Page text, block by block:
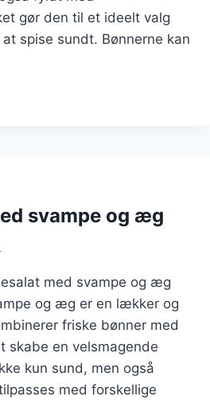
gør den til et ideelt valg
spise sundt. Bønnerne kan
svampe og æg
med svampe og æg
og æg er en lækker og
friske bønner med
skabe en velsmagende
kun sund, men også
med forskellige